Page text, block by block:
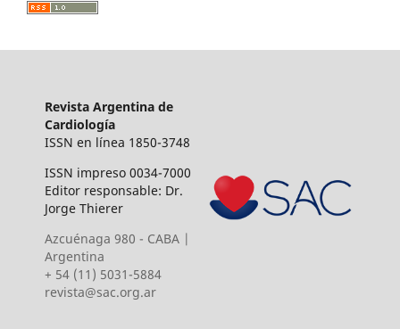
Revista Argentina de
Cardiología
ISSN en línea 1850-3748
ISSN impreso 0034-7000
Editor responsable: Dr.
Jorge Thierer
Azcuénaga 980 - CABA |
Argentina
+ 54 (11) 5031-5884
revista@sac.org.ar